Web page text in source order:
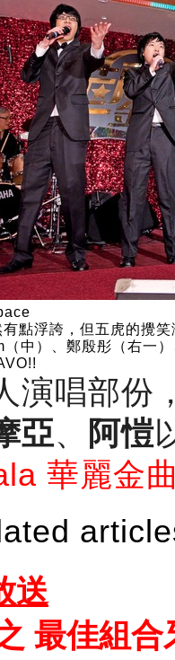
有點浮誇，但五虎的攪
（中）、鄭殷彤（右一
演唱部份
亞、 阿愷
華麗金
送
最佳組合